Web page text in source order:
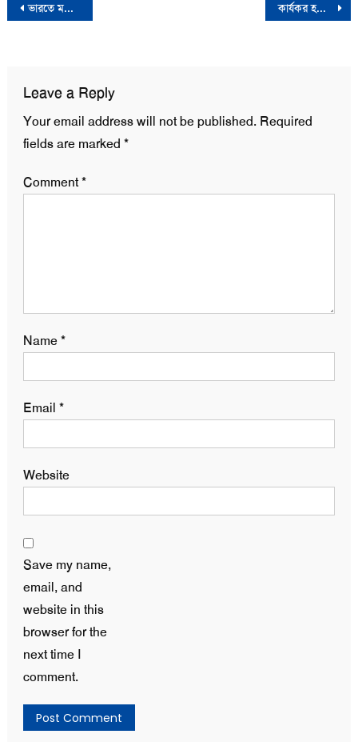
Post
ভারতে মসজিদে পূজা উদযাপনের প্রচেষ্টায় হিন্দু যুবক গ্রেফতার কার্যকর হলো জ্বালানি তেলের নতুন দাম
Leave a Reply
Your email address will not be published. Required
fields are marked *
Comment*
Name*
Email *
Website
Save my name,
email, and
website in this
browser for the
next time I
comment.